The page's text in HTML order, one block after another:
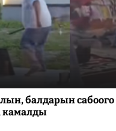
балдарын
камалды